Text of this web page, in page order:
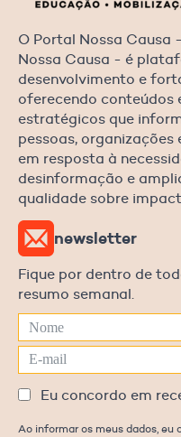
O Portal Nossa
Nossa Causa - é
desenvolvimento e
oferecendo conteúdos
estratégicos que
pessoas, organizações
em resposta à
desinformação e
qualidade sobre
newsletter
Fique por dentro de
resumo semanal.
Eu concordo em
Ao informar os meus dados, eu